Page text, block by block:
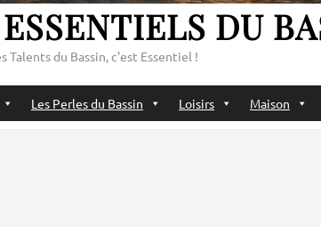
DU
Talents du Bassin, c'est Essentiel !
Les Perles du Bassin Loisirs Maison